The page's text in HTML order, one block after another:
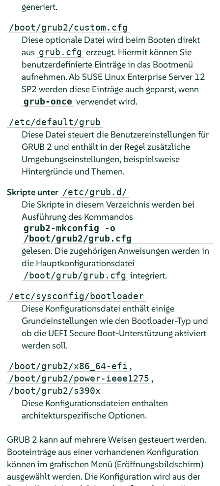
generiert.
/boot/grub2/custom.cfg
Diese optionale Datei wird beim Booten direkt
aus grub.cfg erzeugt. Hiermit können Sie
benutzerdefinierte Einträge in das Bootmenü
aufnehmen. Ab SUSE Linux Enterprise Server 12
SP2 werden diese Einträge auch geparst, wenn
grub-once verwendet wird.
/etc/default/grub
Diese Datei steuert die Benutzereinstellungen für
GRUB 2 und enthält in der Regel zusätzliche
Umgebungseinstellungen, beispielsweise
Hintergründe und Themen.
Skripte unter /etc/grub.d/
Die Skripte in diesem Verzeichnis werden bei
Ausführung des Kommandos
grub2-mkconfig -o
/boot/grub2/grub.cfg
gelesen. Die zugehörigen Anweisungen werden in
die Hauptkonfigurationsdatei
/boot/grub/grub.cfg integriert.
/etc/sysconfig/bootloader
Diese Konfigurationsdatei enthält einige
Grundeinstellungen wie den Bootloader-Typ und
ob die UEFI Secure Boot-Unterstützung aktiviert
werden soll.
/boot/grub2/x86_64-efi ,
/boot/grub2/power-ieee1275 ,
/boot/grub2/s390x
Diese Konfigurationsdateien enthalten
architekturspezifische Optionen.
GRUB 2 kann auf mehrere Weisen gesteuert werden.
Booteinträge aus einer vorhandenen Konfiguration
können im grafischen Menü (Eröffnungsbildschirm)
ausgewählt werden. Die Konfiguration wird aus der